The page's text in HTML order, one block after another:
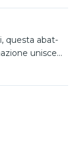
questa abat-
unisce
in ceramica
all’ambiente.
interruttore
per